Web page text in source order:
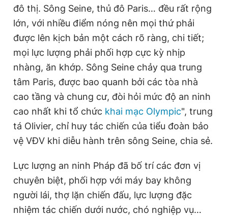
đô thị. Sông Seine, thủ đô Paris… đều rất rộng
lớn, với nhiều điểm nóng nên mọi thứ phải
được lên kịch bản một cách rõ ràng, chi tiết;
mọi lực lượng phải phối hợp cực kỳ nhịp
nhàng, ăn khớp. Sông Seine chảy qua trung
tâm Paris, được bao quanh bởi các tòa nhà
cao tầng và chung cư, đòi hỏi mức độ an ninh
cao nhất khi tổ chức khai mạc Olympic", trung
tá Olivier, chỉ huy tác chiến của tiểu đoàn bảo
vệ VĐV khi diễu hành trên sông Seine, chia sẻ.
Lực lượng an ninh Pháp đã bố trí các đơn vị
chuyên biệt, phối hợp với máy bay không
người lái, thợ lặn chiến đấu, lực lượng đặc
nhiệm tác chiến dưới nước, chó nghiệp vụ…